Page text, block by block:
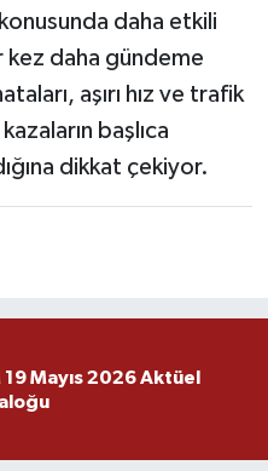
daha etkili
daha gündeme
aşırı hız ve trafik
başlıca
dikkat çekiyor.
19 Mayıs 2026 Aktüel